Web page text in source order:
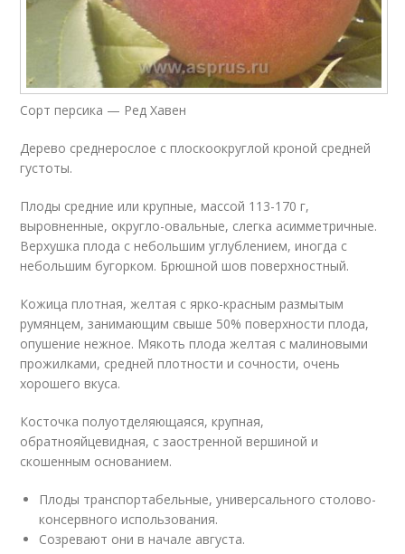
Сорт персика — Ред Хавен
Дерево среднерослое с плоскоокруглой кроной средней
густоты.
Плоды средние или крупные, массой 113-170 г,
выровненные, округло-овальные, слегка асимметричные.
Верхушка плода с небольшим углублением, иногда с
небольшим бугорком. Брюшной шов поверхностный.
Кожица плотная, желтая с ярко-красным размытым
румянцем, занимающим свыше 50% поверхности плода,
опушение нежное. Мякоть плода желтая с малиновыми
прожилками, средней плотности и сочности, очень
хорошего вкуса.
Косточка полуотделяющаяся, крупная,
обратнояйцевидная, с заостренной вершиной и
скошенным основанием.
Плоды транспортабельные, универсального столово-
консервного использования.
Созревают они в начале августа.